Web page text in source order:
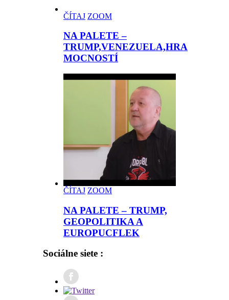
ČÍTAJ ZOOM
NA PALETE –
TRUMP,VENEZUELA,HRA
MOCNOSTÍ
ČÍTAJ ZOOM
NA PALETE – TRUMP,
GEOPOLITIKA A
EUROPUCFLEK
Sociálne siete :